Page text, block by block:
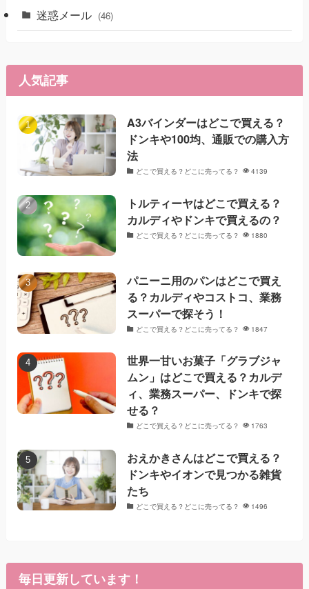
迷惑メール (46)
人気記事
A3バインダーはどこで買える？
ドンキや100均、通販での購入方
法
どこで買える？どこに売ってる？ 4139
トルティーヤはどこで買える？
カルディやドンキで買えるの？
どこで買える？どこに売ってる？ 1880
パニーニ用のパンはどこで買え
る？カルディやコストコ、業務
スーパーで探そう！
どこで買える？どこに売ってる？ 1847
世界一甘いお菓子「グラブジャ
ムン」はどこで買える？カルデ
ィ、業務スーパー、ドンキで探
せる？
どこで買える？どこに売ってる？ 1763
おえかきさんはどこで買える？
ドンキやイオンで見つかる雑貨
たち
どこで買える？どこに売ってる？ 1496
毎日更新しています！